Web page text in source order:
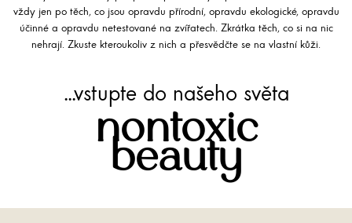
vždy jen po těch, co jsou opravdu přírodní, opravdu ekologické, opravdu
účinné a opravdu netestované na zvířatech. Zkrátka těch, co si na nic
nehrají. Zkuste kteroukoliv z nich a přesvědčte se na vlastní kůži.
...vstupte do našeho světa
nontoxic
beauty